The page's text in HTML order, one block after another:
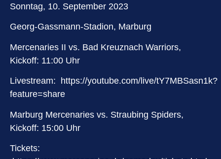
Sonntag, 10. September 2023
Georg-Gassmann-Stadion, Marburg
Mercenaries II vs. Bad Kreuznach Warriors,
Kickoff: 11:00 Uhr
Livestream: https://youtube.com/live/tY7MBSasn1k?
feature=share
Marburg Mercenaries vs. Straubing Spiders,
Kickoff: 15:00 Uhr
Tickets: